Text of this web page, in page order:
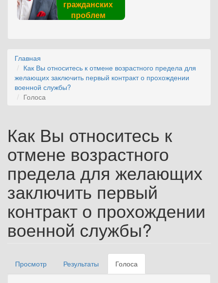
гражданских
проблем
Главная
Как Вы относитесь к отмене возрастного предела для
желающих заключить первый контракт о прохождении
военной службы?
Голоса
Как Вы относитесь к
отмене возрастного
предела для желающих
заключить первый
контракт о прохождении
военной службы?
Главные вкладки
Просмотр Результаты Голоса
вкладка)